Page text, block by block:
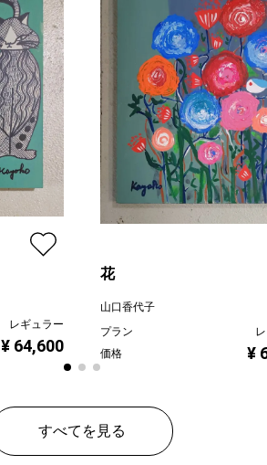
レギュラー
¥ 64,600
花
山口香代子
プラン
価格
¥
すべてを見る